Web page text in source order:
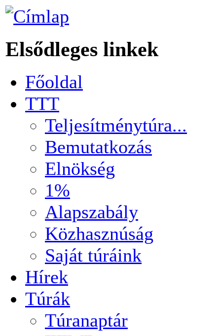
Elsődleges linkek
Főoldal
TTT
Teljesítménytúra...
Bemutatkozás
Elnökség
1%
Alapszabály
Közhasznúság
Saját túráink
Hírek
Túrák
Túranaptár